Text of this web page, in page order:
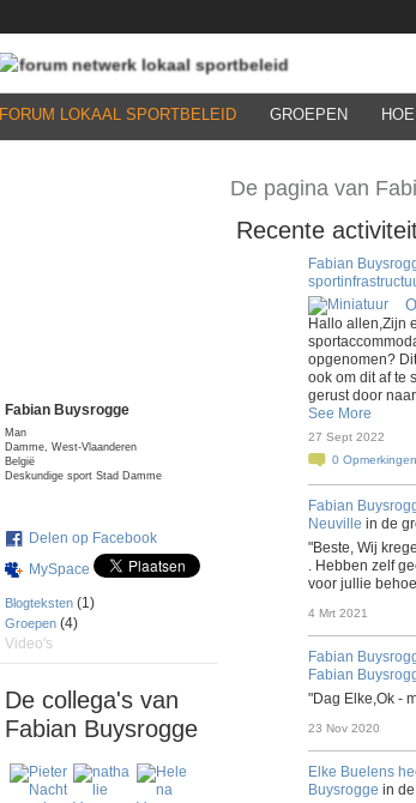
FORUM LOKAAL SPORTBELEID GROEPEN
Fabian Buysrogge
Man
Damme, West-Vlaanderen
België
Deskundige sport Stad Damme
Delen op Facebook
MySpace
Blogteksten (1)
Groepen (4)
Video's
De collega's van
Fabian Buysrogge
De pagina van
Recente
Fabian
Hallo allen,Zijn
opgenomen?
ook om dit af te
gerust door
See More
27 Sept 2022
0 Opmerkingen
Fabian
Neuville in de
"Beste, Wij
. Hebben zelf
voor jullie
4 Mrt 2021
Fabian
Fabian
"Dag Elke,Ok -
23 Nov 2020
Elke Buelens
Buysrogge in